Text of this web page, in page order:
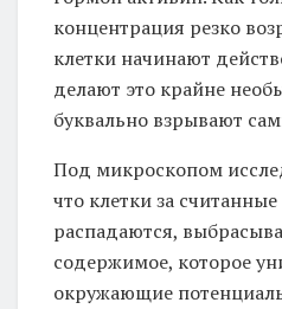
концентрация резко
клетки начинают
делают это крайне
буквально взрывают
Под микроскопом
что клетки за
распадаются,
содержимое, которое
окружающие